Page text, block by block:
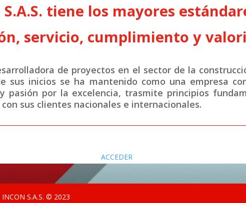
S.A.S. tiene los mayores
servicio, cumplimiento y
de proyectos en el sector de la
sus inicios se ha mantenido como una empresa
pasión por la excelencia, trasmite principios
sus clientes nacionales e internacionales.
ACCEDER
INCON S.A.S. © 2023